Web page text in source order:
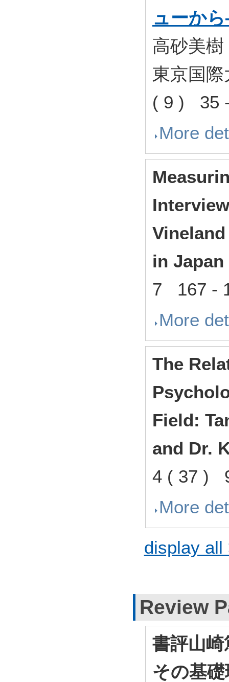
ューか
高砂美
東京国
( 9 ) 35
More
in Japan
7 167 -
More
The
Field:
and Dr.
4 ( 37 )
More
display all
Review
書評山
その基